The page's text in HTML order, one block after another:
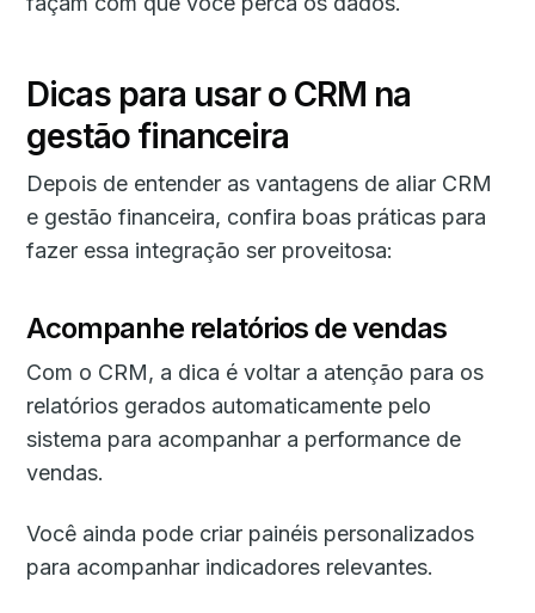
Dicas para usar o CRM na
gestão financeira
Depois de entender as vantagens de aliar CRM
e gestão financeira, confira boas práticas para
fazer essa integração ser proveitosa:
Acompanhe relatórios de vendas
Com o CRM, a dica é voltar a atenção para os
relatórios gerados automaticamente pelo
sistema para acompanhar a performance de
vendas.
Você ainda pode criar painéis personalizados
para acompanhar indicadores relevantes.